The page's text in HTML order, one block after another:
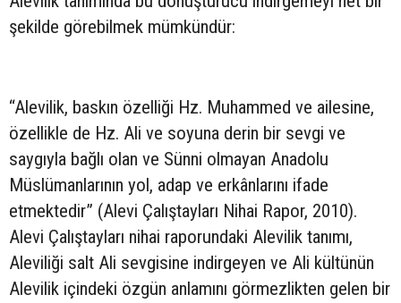
şekilde görebilmek mümkündür:
“Alevilik, baskın özelliği Hz. Muhammed ve ailesine,
özellikle de Hz. Ali ve soyuna derin bir sevgi ve
saygıyla bağlı olan ve Sünni olmayan Anadolu
Müslümanlarının yol, adap ve erkânlarını ifade
etmektedir” (Alevi Çalıştayları Nihai Rapor, 2010).
Alevi Çalıştayları nihai raporundaki Alevilik tanımı,
Aleviliği salt Ali sevgisine indirgeyen ve Ali kültünün
Alevilik içindeki özgün anlamını görmezlikten gelen bir